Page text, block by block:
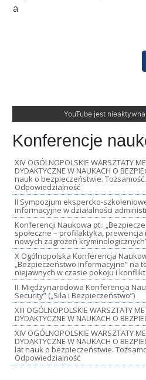
a
YouTube jest nieaktywna.
Konferencje
XIV OGÓLNOPOLSKIE WARSZTATY
DYDAKTYCZNE W NAUKACH O
nauk o bezpieczeństwie.
Odpowiedzialność
II Sympozjum ekspercko-
informacyjne w działalności
Konferencji Naukowa pt.:
społeczne – profilaktyka,
nowych zagrożeń
X Ogólnopolska Konferencja
„Bezpieczeństwo informacyjne” na
niejawnych w czasie pokoju i
II. Międzynarodowa Konferencja
Security” („Siła i Bezpieczeństwo”)
XIII OGÓLNOPOLSKIE WARSZTATY
DYDAKTYCZNE W NAUKACH O
XIV OGÓLNOPOLSKIE WARSZTATY
DYDAKTYCZNE W NAUKACH O
lat nauk o bezpieczeństwie.
Odpowiedzialność